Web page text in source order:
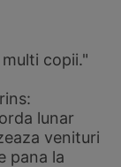
copii."
lunar
venituri
pana la